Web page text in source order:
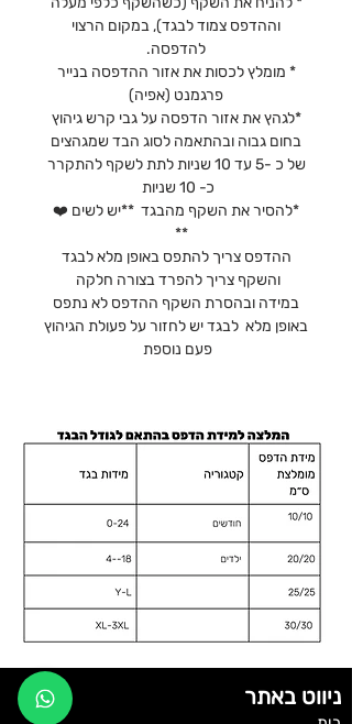
וההדפס צמוד לבגד), במקום הרצוי
להדפסה.
* מומלץ לכסות את אזור ההדפסה בנייר
פרגמנט (אפיה)
*לגהץ את אזור הדפסה על גבי קרש גיהוץ
בחום גבוה ובהתאמה לסוג הבד שמגהצים
של כ -5 עד 10 שניות לתת לשקף להתקרר
כ- 10 שניות
*להסיר את השקף מהבגד **יש לשים ❤️
**
ההדפס צריך להתפס באופן מלא לבגד
והשקף צריך להפרד בצורה חלקה
במידה ובהסרת השקף ההדפס לא נתפס
באופן מלא לבגד יש לחזור על פעולת הגיהוץ
פעם נוספת
ניווט באתר